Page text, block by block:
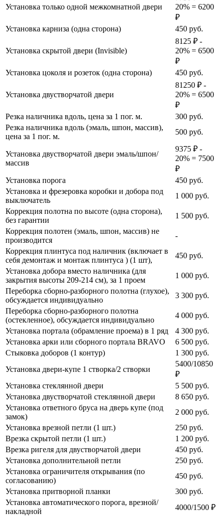
Установка только одной межкомнатной двери
20% = 6200
₽
Установка карниза (одна сторона)
450 руб.
Установка скрытой двери (Invisible)
8125 ₽ -
20% = 6500
₽
Установка цоколя и розеток (одна сторона)
450 руб.
Установка двустворчатой двери
81250 ₽ -
20% = 6500
₽
Резка наличника вдоль, цена за 1 пог. м.
300 руб.
Резка наличника вдоль (эмаль, шпон, массив),
цена за 1 пог. м.
500 руб.
Установка двустворчатой двери эмаль/шпон/
массив
9375 ₽ -
20% = 7500
₽
Установка порога
450 руб.
Установка и фрезеровка коробки и добора под
выключатель
1 000 руб.
Коррекция полотна по высоте (одна сторона),
без гарантии
1 500 руб.
Коррекция полотен (эмаль, шпон, массив) не
производится
-
Коррекция плинтуса под наличник (включает в
себя демонтаж и монтаж плинтуса ) (1 шт),
450 руб.
Установка добора вместо наличника (для
закрытия высоты 209-214 см), за 1 проем
1 000 руб.
Переборка сборно-разборного полотна (глухое),
обсуждается индивидуально
3 300 руб.
Переборка сборно-разборного полотна
(остекленное), обсуждается индивидуально
4 000 руб.
Установка портала (обрамление проема) в 1 ряд
4 300 руб.
Установка арки или сборного портала BRAVO
6 500 руб.
Стыковка доборов (1 контур)
1 300 руб.
Установка двери-купе 1 створка/2 створки
5400/10850
₽
Установка стеклянной двери
5 500 руб.
Установка двустворчатой стеклянной двери
8 650 руб.
Установка ответного бруса на дверь купе (под
замок)
2 000 руб.
Установка врезной петли (1 шт.)
250 руб.
Врезка скрытой петли (1 шт.)
1 200 руб.
Врезка ригеля для двустворчатой двери
450 руб.
Установка дополнительной петли
250 руб.
Установка ограничителя открывания (по
согласованию)
450 руб.
Установка притворной планки
300 руб.
Установка автоматического порога, врезной/
накладной
4000/1500 ₽